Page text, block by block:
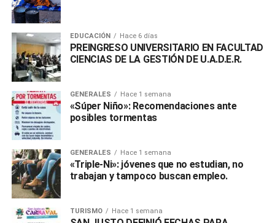
EDUCACIÓN Hace 6 días
PREINGRESO UNIVERSITARIO EN FACULTAD
CIENCIAS DE LA GESTIÓN DE U.A.D.E.R.
GENERALES Hace 1 semana
«Súper Niño»: Recomendaciones ante
posibles tormentas
GENERALES Hace 1 semana
«Triple-Ni»: jóvenes que no estudian, no
trabajan y tampoco buscan empleo.
TURISMO Hace 1 semana